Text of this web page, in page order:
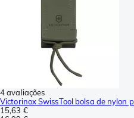
4 avaliações
Victorinox SwissTool bolsa de nylon
15,63 €